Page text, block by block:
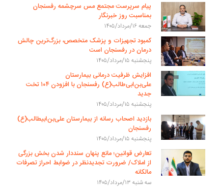
پیام سرپرست مجتمع مس سرچشمه رفسنجان
بمناسبت روز خبرنگار
جمعه ۱۶/مرداد/۱۴۰۵
کمبود تجهیزات و پزشک متخصص، بزرگ‌ترین چالش
درمان در رفسنجان است
پنجشنبه ۱۵/مرداد/۱۴۰۵
افزایش ظرفیت درمانی بیمارستان
علی‌بن‌ابی‌طالب(ع) رفسنجان با افزودن ۱۰۴ تخت
جدید
پنجشنبه ۱۵/مرداد/۱۴۰۵
بازدید اصحاب رسانه از بیمارستان علی‌بن‌ابیطالب(ع)
رفسنجان
پنجشنبه ۱۵/مرداد/۱۴۰۵
تعارض قوانین؛ مانع پنهان سنددار شدن بخش بزرگی
از املاک/ ضرورت تجدیدنظر در ضوابط احراز تصرفات
مالکانه
سه شنبه ۱۳/مرداد/۱۴۰۵